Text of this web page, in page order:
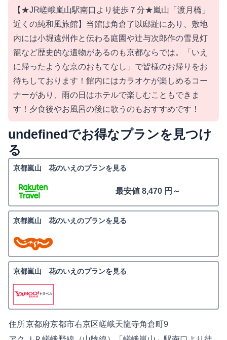
【★JR嵯峨嵐山駅南口より徒歩７分★嵐山「渡月橋」
近くの純和風旅館】当館は角倉了以邸趾にあり、敷地
内には小堀遠州作と伝わる庭園や辻与次郎作の雪見灯
籠など歴史的な遺物があるのも京都ならでは。「いえ
に帰ったような京のおもてなし」で皆様のお帰りをお
待ちしております！館内にはカラオケが楽しめるコー
ナーがあり、雨の日はホテルで楽しむこともできま
す！夕食後やお風呂の後に歌うのもおすすめです！
undefinedでお得なプランを見つけ
る
京都嵐山 花のいえのプランを見る
最安値 8,470 円～
京都嵐山 花のいえのプランを見る
京都嵐山 花のいえのプランを見る
住所京都府京都市右京区嵯峨天龍寺角倉町9